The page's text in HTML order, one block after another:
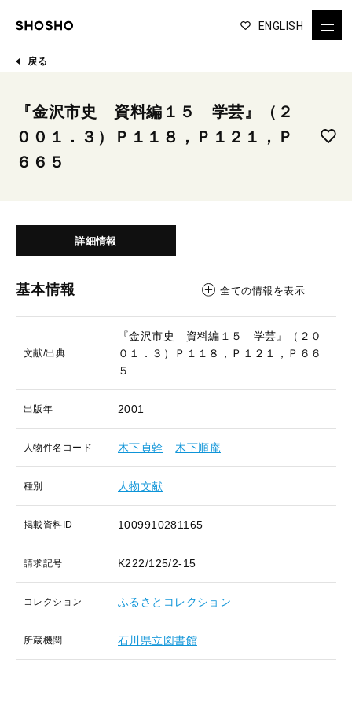
ENGLISH
戻る
『金沢市史 資料編１５ 学芸』（２
００１．３）Ｐ１１８，Ｐ１２１，Ｐ
６６５
詳細情報
基本情報 全ての情報を表示
文献/出典
『金沢市史 資料編１５ 学芸』（２０
０１．３）Ｐ１１８，Ｐ１２１，Ｐ６６
５
出版年 2001
人物件名コード 木下貞幹 木下順庵
種別 人物文献
掲載資料ID 1009910281165
請求記号 K222/125/2-15
コレクション ふるさとコレクション
所蔵機関 石川県立図書館